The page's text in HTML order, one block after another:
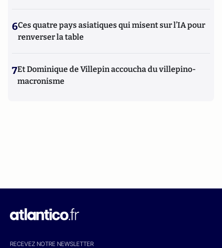
6Ces quatre pays asiatiques qui misent sur l’IA pour
renverser la table
7Et Dominique de Villepin accoucha du villepino-
macronisme
RECEVEZ NOTRE NEWSLETTER